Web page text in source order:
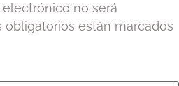
no será
obligatorios están marcados